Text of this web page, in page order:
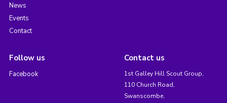
News
Events
Contact
Follow us
Facebook
Contact us
1st Galley Hill Scout Group,
110 Church Road,
Swanscombe,